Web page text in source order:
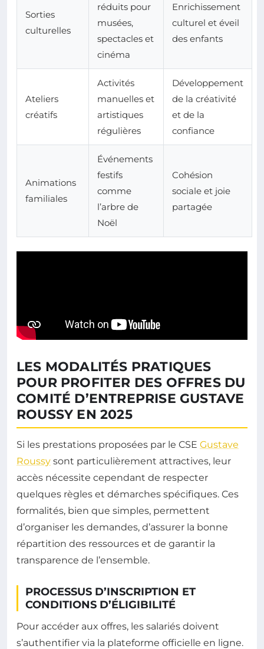
Sorties
culturelles
réduits pour
musées,
spectacles et
cinéma
Enrichissement
culturel et éveil
des enfants
Ateliers
créatifs
Activités
manuelles et
artistiques
régulières
Développement
de la créativité
et de la
confiance
Animations
familiales
Événements
festifs
comme
l’arbre de
Noël
Cohésion
sociale et joie
partagée
LES MODALITÉS PRATIQUES
POUR PROFITER DES OFFRES DU
COMITÉ D’ENTREPRISE GUSTAVE
ROUSSY EN 2025
Si les prestations proposées par le CSE Gustave
Roussy sont particulièrement attractives, leur
accès nécessite cependant de respecter
quelques règles et démarches spécifiques. Ces
formalités, bien que simples, permettent
d’organiser les demandes, d’assurer la bonne
répartition des ressources et de garantir la
transparence de l’ensemble.
PROCESSUS D’INSCRIPTION ET
CONDITIONS D’ÉLIGIBILITÉ
Pour accéder aux offres, les salariés doivent
s’authentifier via la plateforme officielle en ligne.